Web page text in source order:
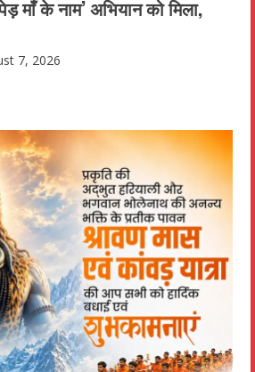
माँ के नाम’ अभियान को मिला,
7, 2026